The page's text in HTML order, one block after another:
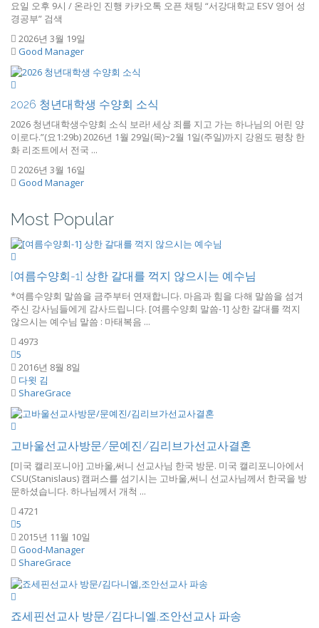
요일 오후 9시 / 온라인 진행 카카오톡 오픈 채팅 “서강대학교 ESV 영어 성
경공부” 검색
2026년 3월 19일
Good Manager
2026 청년대학생 수양회 소식
2026 청년대학생수양회 소식 보라! 세상 죄를 지고 가는 하나님의 어린 양
이로다.”(요1:29b) 2026년 1월 29일(목)~2월 1일(주일)까지 강원도 평창 한
화 리조트에서 전국 ...
2026년 3월 16일
Good Manager
Most Popular
[여름수양회-1] 상한 갈대를 꺽지 않으시는 예수님
*여름수양회 말씀을 금주부터 연재합니다. 마음과 힘을 다해 말씀을 섬겨
주신 강사님들에게 감사드립니다. [여름수양회 말씀-1] 상한 갈대를 꺽지
않으시는 예수님 말씀 : 마태복음 ...
4973
5
2016년 8월 8일
다윗 김
ShareGrace
고바울선교사방문/문예진/김리브가선교사결혼
[미국 캘리포니아] 고바울,써니 선교사님 한국 방문. 미국 캘리포니아에서
CSU(Stanislaus) 캠퍼스를 섬기시는 고바울,써니 선교사님께서 한국을 방
문하셨습니다. 하나님께서 개척 ...
4721
5
2015년 11월 10일
Good-Manager
ShareGrace
죠세핀선교사 방문/김다니엘,조안선교사 파송